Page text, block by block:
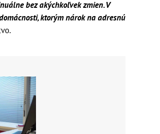
bez akýchkoľvek zmien. V
ktorým nárok na adresnú